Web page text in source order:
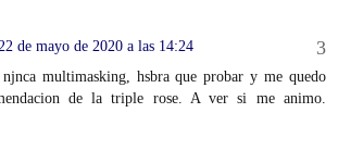
de mayo de 2020 a las 14:24
multimasking, hsbra que probar y me quedo
de la triple rose. A ver si me animo.